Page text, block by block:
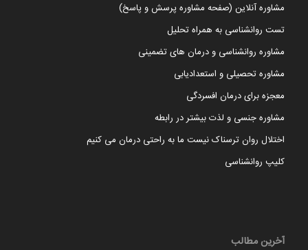
مشاوره آنلاین (صفحه مشاوره پرسش و پاسخ)
تست روانشناسی به همراه تحلیل
مشاوره روانشناسی و درمان های تضمینی
مشاوره تحصیلی و استعدادیابی
معجزه برای درمان افسردگی
مشاوره جنسی و لذت بیشتر در رابطه
اختلال روان ترسناک نیست ما به راحتی درمان می کنیم
کلیپ روانشناسی
آخرین مطالب